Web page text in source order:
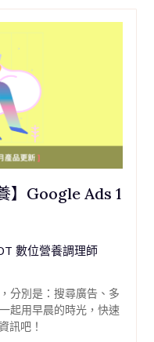
】Google Ads 1
數位營養調理師
分別是：搜尋廣告、多
起用早晨的時光，快速
訊吧！